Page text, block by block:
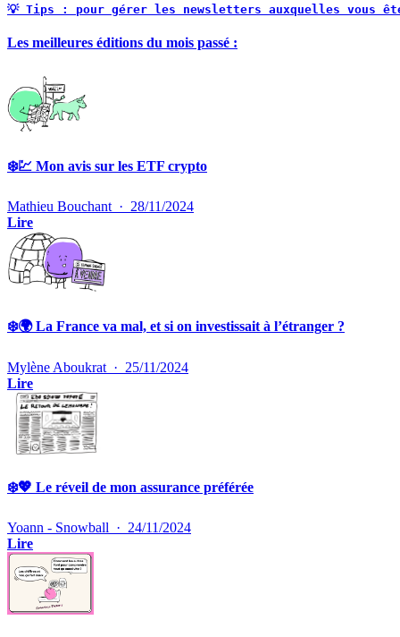
💡 Tips : pour gérer les newsletters auxquelles vous
Les meilleures éditions du mois passé :
❄️💹 Mon avis sur les ETF crypto
Mathieu Bouchant · 28/11/2024
Lire
❄️🌍 La France va mal, et si on investissait à l’étranger ?
Mylène Aboukrat · 25/11/2024
Lire
❄️💖 Le réveil de mon assurance préférée
Yoann - Snowball · 24/11/2024
Lire